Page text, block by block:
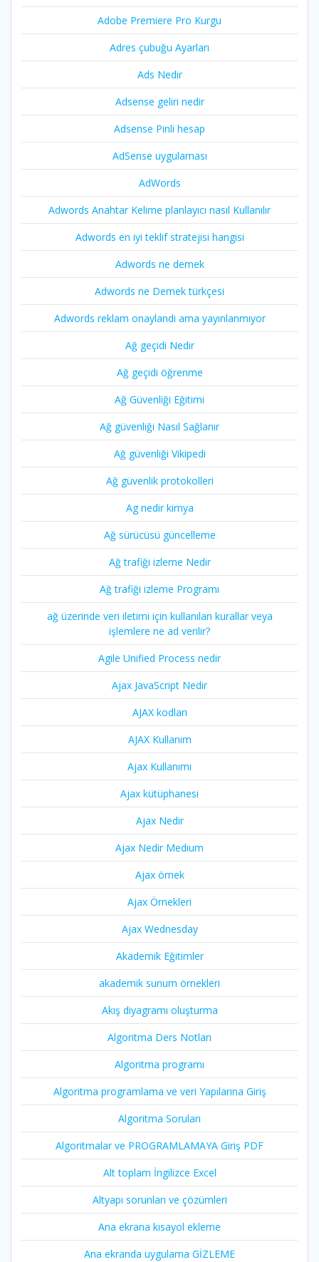
Adobe Premiere Pro Kurgu
Adres çubuğu Ayarları
Ads Nedir
Adsense geliri nedir
Adsense Pinli hesap
AdSense uygulaması
AdWords
Adwords Anahtar Kelime planlayıcı nasıl Kullanılır
Adwords en iyi teklif stratejisi hangisi
Adwords ne demek
Adwords ne Demek türkçesi
Adwords reklam onaylandi ama yayınlanmıyor
Ağ geçidi Nedir
Ağ geçidi öğrenme
Ağ Güvenliği Eğitimi
Ağ güvenliği Nasıl Sağlanır
Ağ güvenliği Vikipedi
Ağ güvenlik protokolleri
Ag nedir kimya
Ağ sürücüsü güncelleme
Ağ trafiği izleme Nedir
Ağ trafiği izleme Programı
ağ üzerinde veri iletimi için kullanılan kurallar veya
işlemlere ne ad verilir?
Agile Unified Process nedir
Ajax JavaScript Nedir
AJAX kodları
AJAX Kullanım
Ajax Kullanımı
Ajax kütüphanesi
Ajax Nedir
Ajax Nedir Medium
Ajax örnek
Ajax Örnekleri
Ajax Wednesday
Akademik Eğitimler
akademik sunum örnekleri
Akış diyagramı oluşturma
Algoritma Ders Notları
Algoritma programı
Algoritma programlama ve veri Yapılarına Giriş
Algoritma Soruları
Algoritmalar ve PROGRAMLAMAYA Giriş PDF
Alt toplam İngilizce Excel
Altyapı sorunları ve çözümleri
Ana ekrana kısayol ekleme
Ana ekranda uygulama GİZLEME